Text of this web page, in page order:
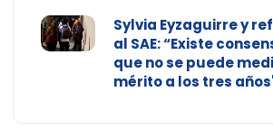
Sylvia Eyzaguirre y
al SAE: “Existe
que no se puede
mérito a los tres